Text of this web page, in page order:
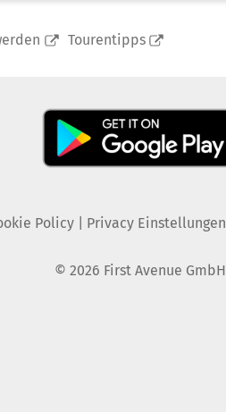
Tourentipps
Policy| Privacy Einstellungen
© 2026 First Avenue GmbH